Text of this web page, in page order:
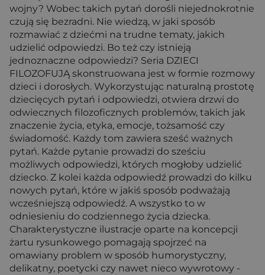
wojny? Wobec takich pytań dorośli niejednokrotnie
czują się bezradni. Nie wiedzą, w jaki sposób
rozmawiać z dziećmi na trudne tematy, jakich
udzielić odpowiedzi. Bo też czy istnieją
jednoznaczne odpowiedzi? Seria DZIECI
FILOZOFUJĄ skonstruowana jest w formie rozmowy
dzieci i dorosłych. Wykorzystując naturalną prostotę
dziecięcych pytań i odpowiedzi, otwiera drzwi do
odwiecznych filozoficznych problemów, takich jak
znaczenie życia, etyka, emocje, tożsamość czy
świadomość. Każdy tom zawiera sześć ważnych
pytań. Każde pytanie prowadzi do sześciu
możliwych odpowiedzi, których mogłoby udzielić
dziecko. Z kolei każda odpowiedź prowadzi do kilku
nowych pytań, które w jakiś sposób podważają
wcześniejszą odpowiedź. A wszystko to w
odniesieniu do codziennego życia dziecka.
Charakterystyczne ilustracje oparte na koncepcji
żartu rysunkowego pomagają spojrzeć na
omawiany problem w sposób humorystyczny,
delikatny, poetycki czy nawet nieco wywrotowy -